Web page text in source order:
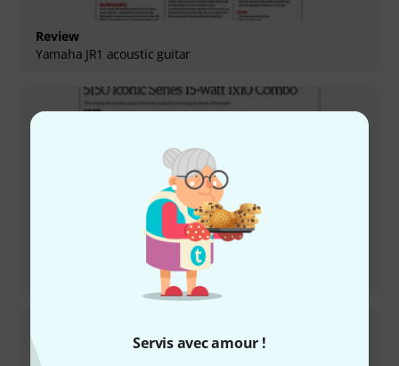
Servis avec amour !
Review
Yamaha JR1 acoustic guitar
EVH 5150 Iconic Series 15-watt 1x10 Combo